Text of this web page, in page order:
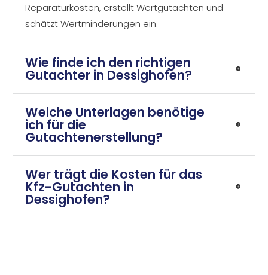
Reparaturkosten, erstellt Wertgutachten und
schätzt Wertminderungen ein.
Wie finde ich den richtigen
Gutachter in Dessighofen?
Welche Unterlagen benötige
ich für die
Gutachtenerstellung?
Wer trägt die Kosten für das
Kfz-Gutachten in
Dessighofen?